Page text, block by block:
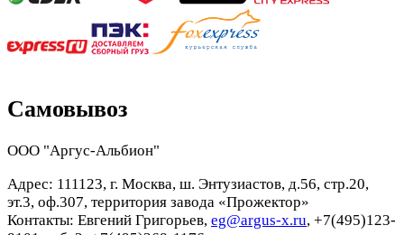
Самовывоз
ООО "Аргус-Альбион"
Адрес: 111123, г. Москва, ш. Энтузиастов, д.56, стр.20,
эт.3, оф.307, территория завода «Прожектор»
Контакты: Евгений Григорьев, eg@argus-x.ru, +7(495)123-